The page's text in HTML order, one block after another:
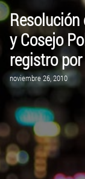
Resolución
y Cosejo
registro
noviembre 26, 2010